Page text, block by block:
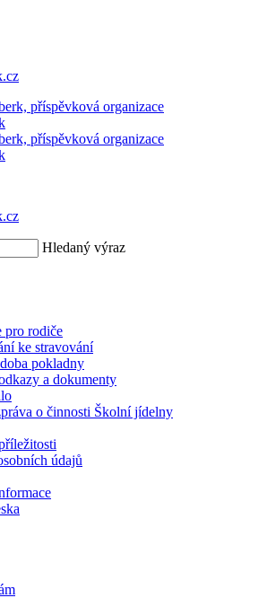
Hledaný výraz
pro rodiče
ke stravování
pokladny
a dokumenty
o činnosti Školní jídelny
údajů